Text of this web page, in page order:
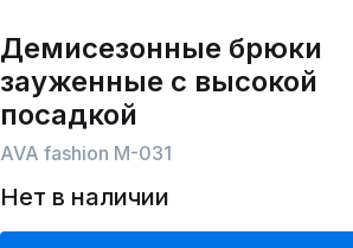
Демисезонные брюки
зауженные с высокой
посадкой
AVA fashion М-031
Нет в наличии